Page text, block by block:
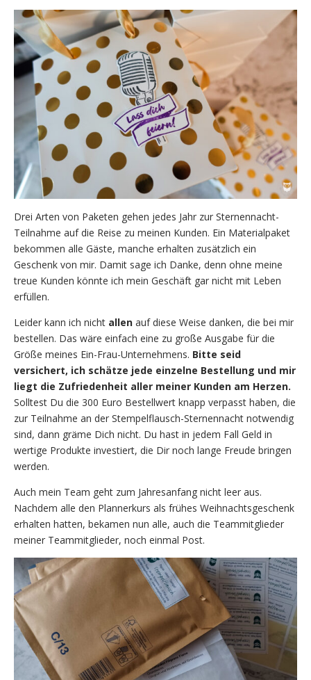
Drei Arten von Paketen gehen jedes Jahr zur Sternennacht-
Teilnahme auf die Reise zu meinen Kunden. Ein Materialpaket
bekommen alle Gäste, manche erhalten zusätzlich ein
Geschenk von mir. Damit sage ich Danke, denn ohne meine
treue Kunden könnte ich mein Geschäft gar nicht mit Leben
erfüllen.
Leider kann ich nicht allen auf diese Weise danken, die bei mir
bestellen. Das wäre einfach eine zu große Ausgabe für die
Größe meines Ein-Frau-Unternehmens. Bitte seid
versichert, ich schätze jede einzelne Bestellung und mir
liegt die Zufriedenheit aller meiner Kunden am Herzen.
Solltest Du die 300 Euro Bestellwert knapp verpasst haben, die
zur Teilnahme an der Stempelflausch-Sternennacht notwendig
sind, dann gräme Dich nicht. Du hast in jedem Fall Geld in
wertige Produkte investiert, die Dir noch lange Freude bringen
werden.
Auch mein Team geht zum Jahresanfang nicht leer aus.
Nachdem alle den Plannerkurs als frühes Weihnachtsgeschenk
erhalten hatten, bekamen nun alle, auch die Teammitglieder
meiner Teammitglieder, noch einmal Post.